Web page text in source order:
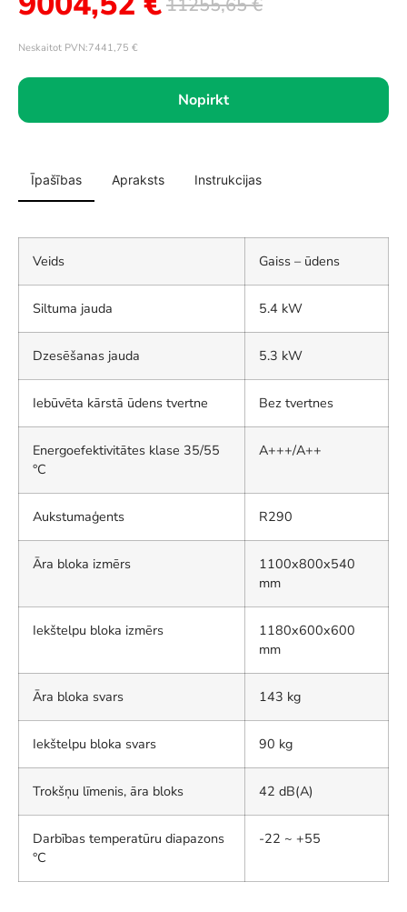
Neskaitot PVN:7441,75 €
Nopirkt
Īpašības Apraksts Instrukcijas
Veids Gaiss – ūdens
Siltuma jauda 5.4 kW
Dzesēšanas jauda 5.3 kW
Iebūvēta kārstā ūdens tvertne Bez tvertnes
Energoefektivitātes klase 35/55
°C
A+++/A++
Aukstumaģents R290
Āra bloka izmērs
1100x800x540
mm
Iekštelpu bloka izmērs
1180x600x600
mm
Āra bloka svars 143 kg
Iekštelpu bloka svars 90 kg
Trokšņu līmenis, āra bloks 42 dB(A)
Darbības temperatūru diapazons
°C
-22 ~ +55